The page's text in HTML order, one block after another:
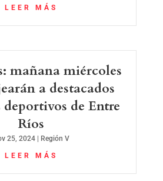
LEER MÁS
mañana miércoles
a destacados
de Entre
Ríos
25, 2024 | Región V
LEER MÁS